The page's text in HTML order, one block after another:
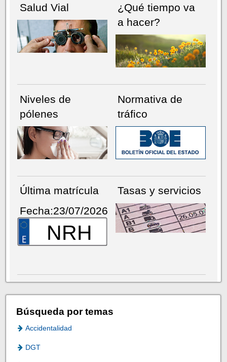
Salud Vial
¿Qué tiempo va
a hacer?
Niveles de
pólenes
Normativa de
tráfico
Última matrícula
Fecha:23/07/2026
NRH
Tasas y servicios
Búsqueda por temas
Accidentalidad
DGT